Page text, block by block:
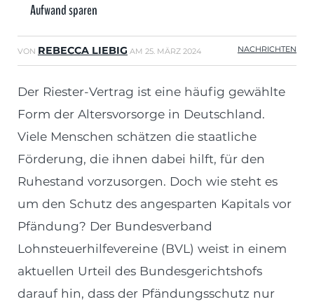
Aufwand sparen
VON REBECCA LIEBIG AM 25. MÄRZ 2024 NACHRICHTEN
Der Riester-Vertrag ist eine häufig gewählte
Form der Altersvorsorge in Deutschland.
Viele Menschen schätzen die staatliche
Förderung, die ihnen dabei hilft, für den
Ruhestand vorzusorgen. Doch wie steht es
um den Schutz des angesparten Kapitals vor
Pfändung? Der Bundesverband
Lohnsteuerhilfevereine (BVL) weist in einem
aktuellen Urteil des Bundesgerichtshofs
darauf hin, dass der Pfändungsschutz nur